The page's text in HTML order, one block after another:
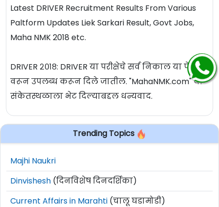
Latest DRIVER Recruitment Results From Various
Paltform Updates Liek Sarkari Result, Govt Jobs,
Maha NMK 2018 etc.
DRIVER २०१८: DRIVER या परीक्षेचे सर्व निकाल या पेज
वरून उपलब्ध करून दिले जातील. "MahaNMK.com" या
संकेतस्थळाला भेट दिल्याबद्दल धन्यवाद.
Trending Topics
Majhi Naukri
Dinvishesh (दिनविशेष दिनदर्शिका)
Current Affairs in Marahti (चालू घडामोडी)